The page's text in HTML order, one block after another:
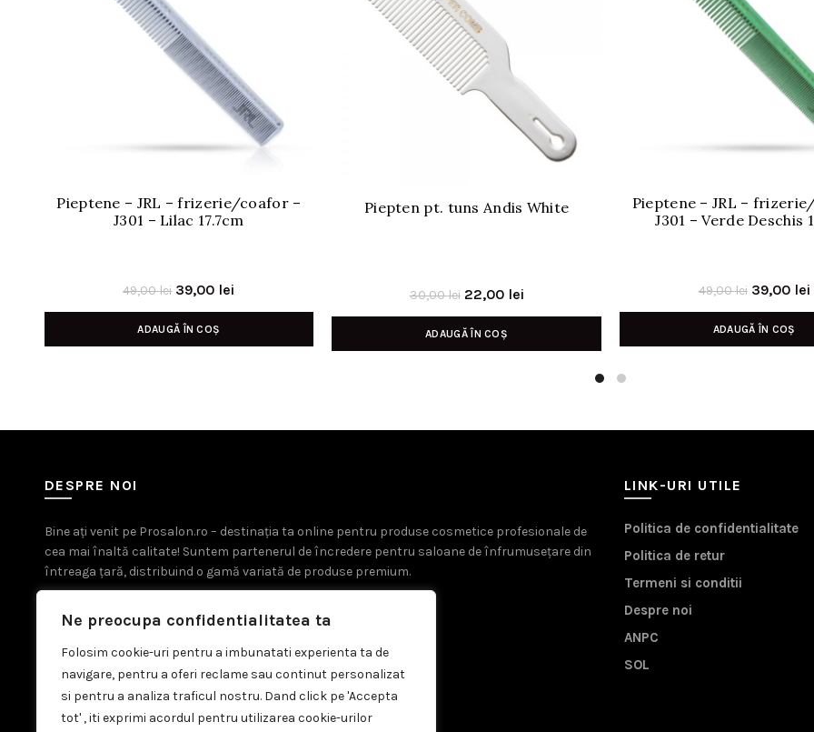
Ne preocupa confidentialitatea ta
Folosim cookie-uri pentru a imbunatati experienta ta de
navigare, pentru a oferi reclame sau continut personalizat
si pentru a analiza traficul nostru. Dand click pe 'Accepta
tot' , iti exprimi acordul pentru utilizarea cookie-urilor
Pieptene – JRL – frizerie/coafor –
J301 – Lilac 17.7cm
49,00lei Prețul
inițial
a
39,00 lei
curent
ADAUGĂ ÎN COȘ
Piepten pt. tuns Andis White
30,00lei Prețul
inițial
a
22,00 leiPrețul
curent
ADAUGĂ ÎN COȘ
Pieptene – JRL –
J301 – Verde Deschis
49,00lei Prețul
inițial
a
39,00 lei
ADAUGĂ ÎN COȘ
DESPRE NOI
Bine ați venit pe Prosalon.ro – destinația ta online pentru produse cosmetice profesionale de
cea mai înaltă calitate! Suntem partenerul de încredere pentru saloane de înfrumusețare din
întreaga țară, distribuind o gamă variată de produse premium.
LINK-URI UTILE
Politica de confidentialitate
Politica de retur
Termeni si conditii
Despre noi
ANPC
SOL